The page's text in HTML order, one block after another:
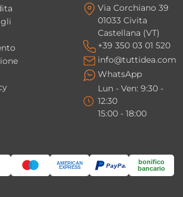
differenti esigenze estetiche,
personalizzata con diverse
richiesta:
Lucido o Matt
Via Corchiano 39
01033 Civita
Castellana (VT)
+39 350 03 01 520
info@tuttidea.com
WhatsApp
Lun - Ven: 9:30 -
12:30
15:00 - 18:00
AMERICAN
EXPRESS PayPal
bonifico
bancario